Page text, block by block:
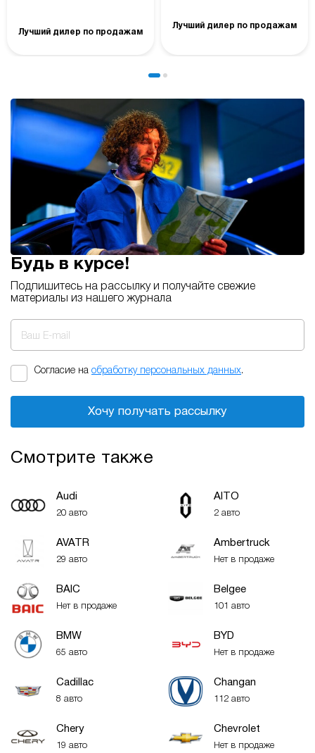
Лучший дилер по продажам
Лучший дилер по продажам
Будь в курсе!
Подпишитесь на рассылку и получайте свежие
материалы из нашего журнала
Ваш E-mail
Согласие на обработку персональных данных.
Хочу получать рассылку
Смотрите также
Audi
20 авто
AITO
2 авто
AVATR
29 авто
Ambertruck
Нет в продаже
BAIC
Нет в продаже
Belgee
101 авто
BMW
65 авто
BYD
Нет в продаже
Cadillac
8 авто
Changan
112 авто
Chery
19 авто
Chevrolet
Нет в продаже